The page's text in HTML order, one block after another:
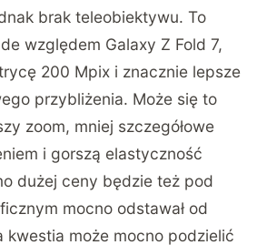
brak teleobiektywu. To
względem Galaxy Z Fold 7,
200 Mpix i znacznie lepsze
przybliżenia. Może się to
zoom, mniej szczegółowe
i gorszą elastyczność
dużej ceny będzie też pod
mocno odstawał od
kwestia może mocno podzielić